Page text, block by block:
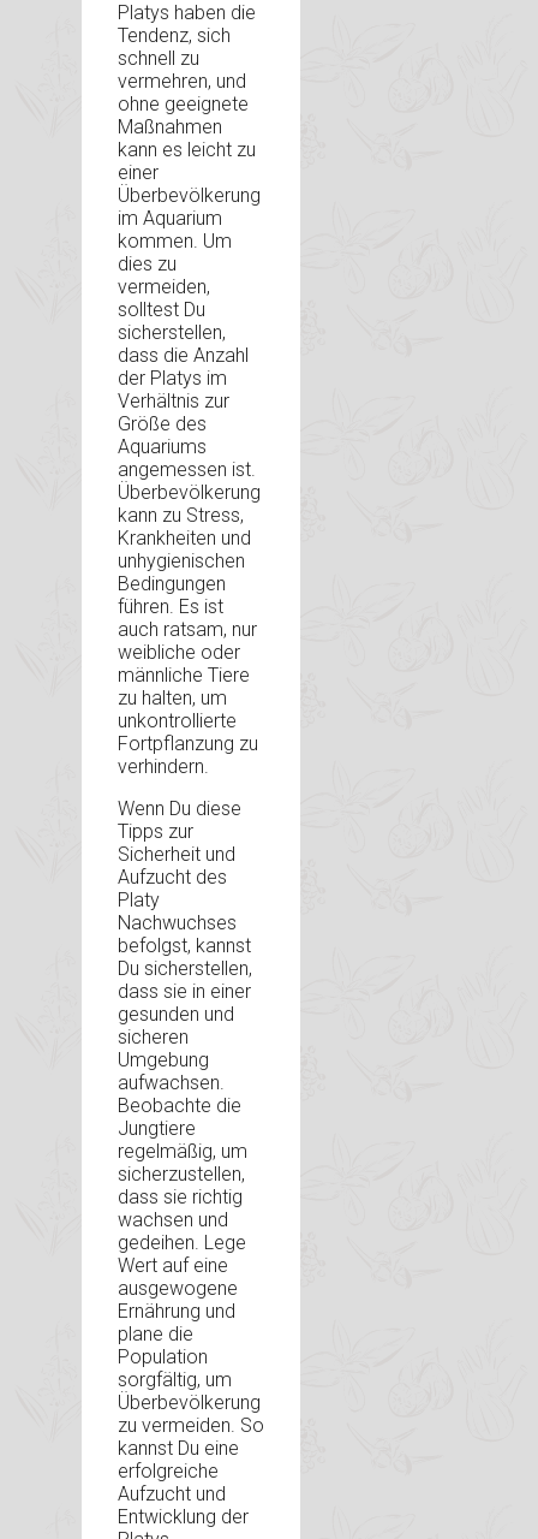
Platys haben die
Tendenz, sich
schnell zu
vermehren, und
ohne geeignete
Maßnahmen
kann es leicht zu
einer
Überbevölkerung
im Aquarium
kommen. Um
dies zu
vermeiden,
solltest Du
sicherstellen,
dass die Anzahl
der Platys im
Verhältnis zur
Größe des
Aquariums
angemessen ist.
Überbevölkerung
kann zu Stress,
Krankheiten und
unhygienischen
Bedingungen
führen. Es ist
auch ratsam, nur
weibliche oder
männliche Tiere
zu halten, um
unkontrollierte
Fortpflanzung zu
verhindern.
Wenn Du diese
Tipps zur
Sicherheit und
Aufzucht des
Platy
Nachwuchses
befolgst, kannst
Du sicherstellen,
dass sie in einer
gesunden und
sicheren
Umgebung
aufwachsen.
Beobachte die
Jungtiere
regelmäßig, um
sicherzustellen,
dass sie richtig
wachsen und
gedeihen. Lege
Wert auf eine
ausgewogene
Ernährung und
plane die
Population
sorgfältig, um
Überbevölkerung
zu vermeiden. So
kannst Du eine
erfolgreiche
Aufzucht und
Entwicklung der